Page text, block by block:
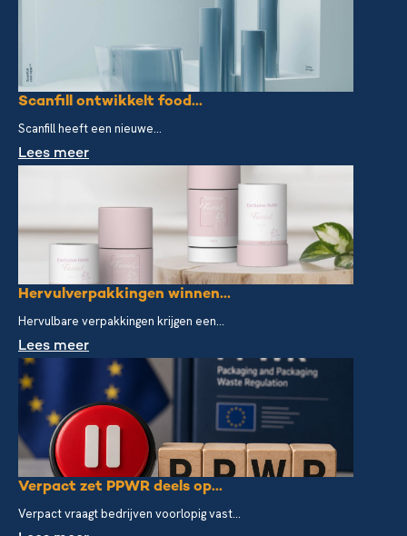
Scanfill ontwikkelt food...
Scanfill heeft een nieuwe...
Lees meer
Hervulverpakkingen winnen...
Hervulbare verpakkingen krijgen een...
Lees meer
Verpact zet PPWR deels op...
Verpact vraagt bedrijven voorlopig vast...